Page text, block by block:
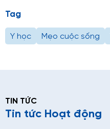
Tag
Y học Mẹo cuộc sống
TIN TỨC
Tin tức Hoạt động